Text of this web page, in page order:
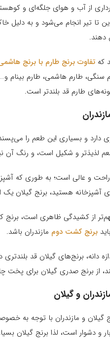
از آب و هوای جلگه‌ای و
تا تیر انجام می‌شود و به دلیل
دهند.
که تفاوت برنج طارم با برنج
طارم هاشمی، طارم بینام
طارم قد بلندتر است.
دارد و بسیاری این طعم را
طعم لذیذتر و شکیل است، و رنگ آن
و عالی است؛ به طوری که
آشپزخانه هستید، برنج گیلان
از کشیدگی ظاهری است، برنج
برنج کشت دوم مازندران باشد.
دانه، برنج‌های گیلان قد
از برنج صدری گیلان برای پخت
و گیلان
و مازندران با توجه به
دشوار است، لذا برنج گیلان